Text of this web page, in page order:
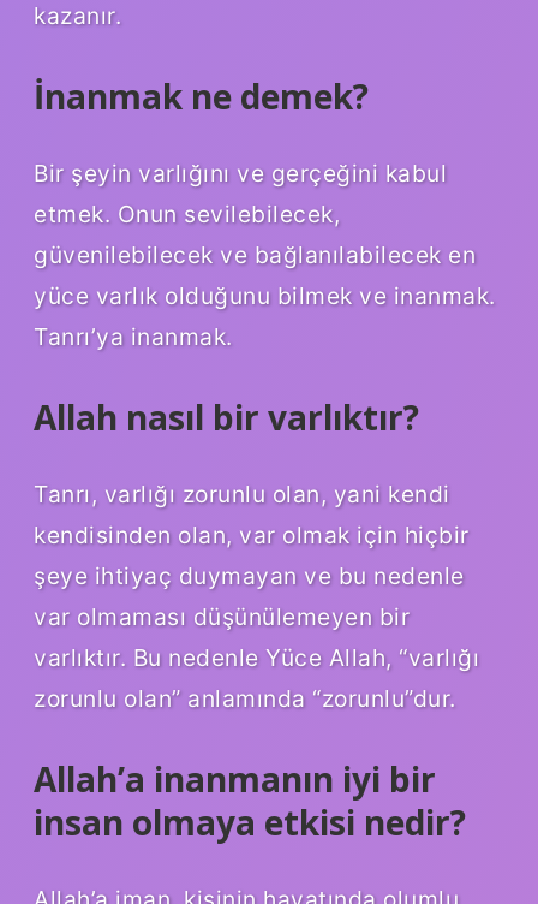
kazanır.
İnanmak ne demek?
Bir şeyin varlığını ve gerçeğini kabul
etmek. Onun sevilebilecek,
güvenilebilecek ve bağlanılabilecek en
yüce varlık olduğunu bilmek ve inanmak.
Tanrı’ya inanmak.
Allah nasıl bir varlıktır?
Tanrı, varlığı zorunlu olan, yani kendi
kendisinden olan, var olmak için hiçbir
şeye ihtiyaç duymayan ve bu nedenle
var olmaması düşünülemeyen bir
varlıktır. Bu nedenle Yüce Allah, “varlığı
zorunlu olan” anlamında “zorunlu”dur.
Allah’a inanmanın iyi bir
insan olmaya etkisi nedir?